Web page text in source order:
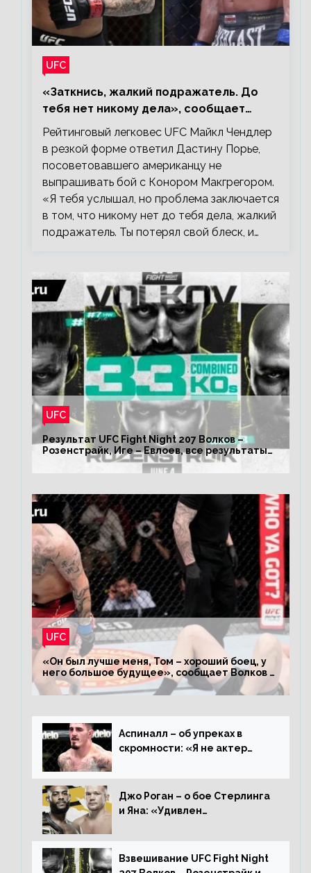
UFC
«Заткнись, жалкий подражатель. До
тебя нет никому дела», сообщает
Майкл Чендлер – о словах Порье
Рейтинговый легковес UFC Майкл Чендлер
в резкой форме ответил Дастину Порье,
посоветовавшего американцу не
выпрашивать бой с Конором Макгрегором.
«Я тебя услышал, но проблема заключается
в том, что никому нет до тебя дела, жалкий
подражатель. Ты потерял свой блеск, и…
UFC
Результат UFC Fight Night 207 Волков –
Розенстрайк, Иге – Евлоев, все результаты
турнира ЮФС ФН 207
UFC
«Он был лучше меня, Том – хороший боец, у
него большое будущее», сообщает Волков –
о поражении Аспиналлу
Аспиналл – об упреках в
скромности: «Я не актер
дерьмо»
Джо Роган – о бое Стерлинга
и Яна: «Удивлен
Алджамейн определенно
выиграл»
Взвешивание UFC Fight Night